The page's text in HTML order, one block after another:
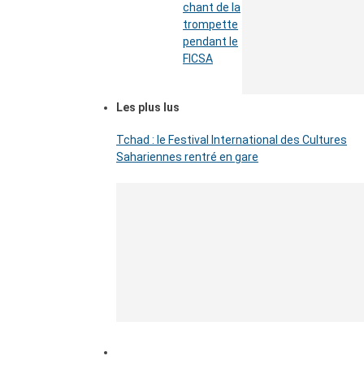
chant de la
trompette
pendant le
FICSA
Les plus lus
Tchad : le Festival International des Cultures
Sahariennes rentré en gare